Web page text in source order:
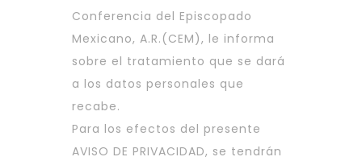
Conferencia del Episcopado
Mexicano, A.R.(CEM), le informa
sobre el tratamiento que se dará
a los datos personales que
recabe.
Para los efectos del presente
AVISO DE PRIVACIDAD, se tendrán